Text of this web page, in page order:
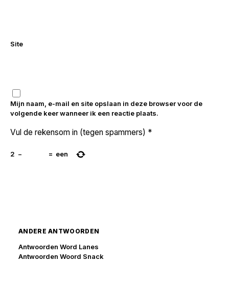
Site
Mijn naam, e-mail en site opslaan in deze browser voor de
volgende keer wanneer ik een reactie plaats.
Vul de rekensom in (tegen spammers) *
2 − = een
ANDERE ANTWOORDEN
Antwoorden Word Lanes
Antwoorden Woord Snack